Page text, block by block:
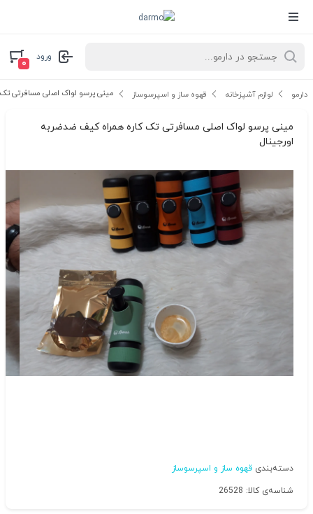
ورود
۰
دارمو لوازم آشپزخانه قهوه ساز و اسپرسوساز مینی پرسو لواک اصلی مسافرتی
مینی پرسو لواک اصلی مسافرتی تک کاره همراه کیف ضدضربه
اورجینال
دسته‌بندی قهوه ساز و اسپرسوساز
شناسه‌ی کالا: 26528